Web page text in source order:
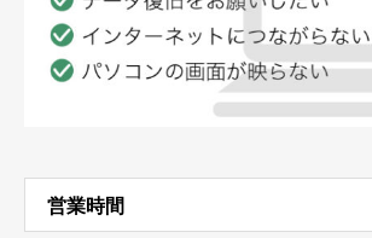
営業時間